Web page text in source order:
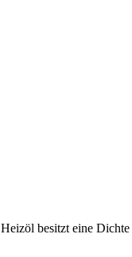
besitzt eine